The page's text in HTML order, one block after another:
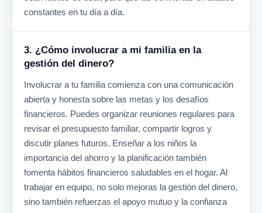
constantes en tu día a día.
3. ¿Cómo involucrar a mi familia en la
gestión del dinero?
Involucrar a tu familia comienza con una comunicación
abierta y honesta sobre las metas y los desafíos
financieros. Puedes organizar reuniones regulares para
revisar el presupuesto familiar, compartir logros y
discutir planes futuros. Enseñar a los niños la
importancia del ahorro y la planificación también
fomenta hábitos financieros saludables en el hogar. Al
trabajar en equipo, no solo mejoras la gestión del dinero,
sino también refuerzas el apoyo mutuo y la confianza